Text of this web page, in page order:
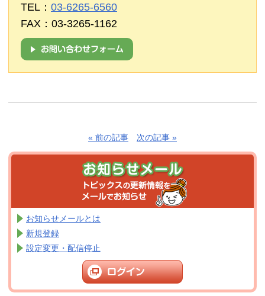
TEL： 03-6265-6560
FAX：03-3265-1162
« 前の記事 次の記事 »
お知らせメールとは
新規登録
設定変更・配信停止